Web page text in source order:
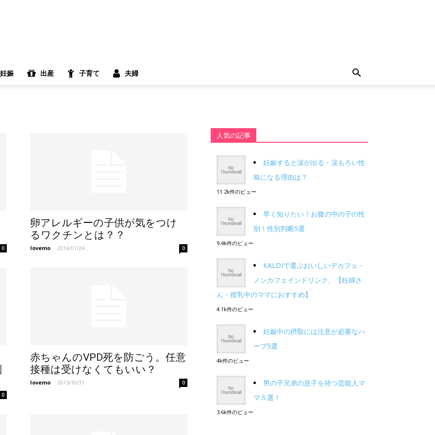
妊娠 出産 子育て 夫婦
0
卵アレルギーの子供が気をつけ
るワクチンとは？？
lovemo - 2016/01/24 0
0
赤ちゃんのVPD死を防ごう。任意
接種は受けなくてもいい？
lovemo - 2015/10/31 0
人気の記事
妊娠すると涙が出る・涙もろい性
格になる理由は？
11.2k件のビュー
早く知りたい！お腹の中の子の性
別！性別判断5選
9.4k件のビュー
KALDIで選ぶおいしいデカフェ・
ノンカフェインドリンク。【妊婦さ
ん・授乳中のママにおすすめ】
4.1k件のビュー
妊娠中の摂取には注意が必要なハ
ーブ5選
4k件のビュー
男の子兄弟の息子を持つ芸能人マ
マ５選！
3.6k件のビュー